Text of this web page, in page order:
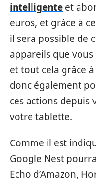
intelligente et
euros, et grâce à
il sera possible de
appareils que
et tout cela grâce à
donc également
ces actions depuis
votre tablette.
Comme il est
Google Nest
Echo d’Amazon,